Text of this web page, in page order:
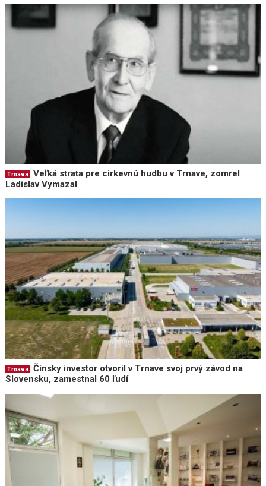
Trnava
Veľká strata pre cirkevnú hudbu v Trnave, zomrel
Ladislav Vymazal
Trnava
Čínsky investor otvoril v Trnave svoj prvý závod na
Slovensku, zamestnal 60 ľudí